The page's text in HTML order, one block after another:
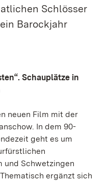
Schlösser
Barockjahr
Schauplätze in
neuen Film mit der
In dem 90-
geht es um
und Schwetzingen
ergänzt sich